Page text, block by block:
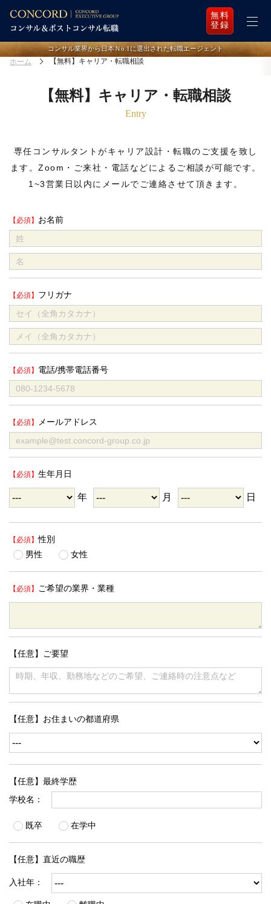
無料
登録
コンサル業界から日本Ｎo.1に選出された転職エージェント
ホーム 【無料】キャリア・転職相談
【無料】キャリア・転職相談
Entry
専任コンサルタントがキャリア設計・転職のご支援を致し
ます。 Zoom・ご来社・電話などによるご相談が可能です。
1~3営業日以内にメールでご連絡させて頂きます。
お名前
フリガナ
電話/携帯電話番号
メールアドレス
生年月日
年 月 日
性別
男性
女性
ご希望の業界・業種
【任意】ご要望
【任意】お住まいの都道府県
【任意】最終学歴
学校名：
既卒 在学中
【任意】直近の職歴
入社年：